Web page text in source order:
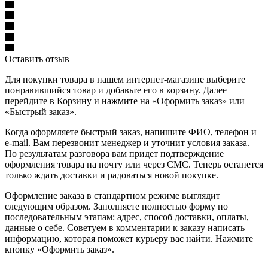
Оставить отзыв
Для покупки товара в нашем интернет-магазине выберите
понравившийся товар и добавьте его в корзину. Далее
перейдите в Корзину и нажмите на «Оформить заказ» или
«Быстрый заказ».
Когда оформляете быстрый заказ, напишите ФИО, телефон и
e-mail. Вам перезвонит менеджер и уточнит условия заказа.
По результатам разговора вам придет подтверждение
оформления товара на почту или через СМС. Теперь останется
только ждать доставки и радоваться новой покупке.
Оформление заказа в стандартном режиме выглядит
следующим образом. Заполняете полностью форму по
последовательным этапам: адрес, способ доставки, оплаты,
данные о себе. Советуем в комментарии к заказу написать
информацию, которая поможет курьеру вас найти. Нажмите
кнопку «Оформить заказ».